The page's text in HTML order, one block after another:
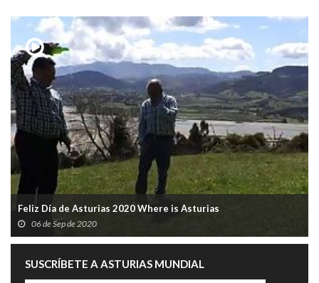
Feliz Día de Asturias 2020 Where is Asturias
06 de Sep de 2020
SUSCRÍBETE A ASTURIAS MUNDIAL